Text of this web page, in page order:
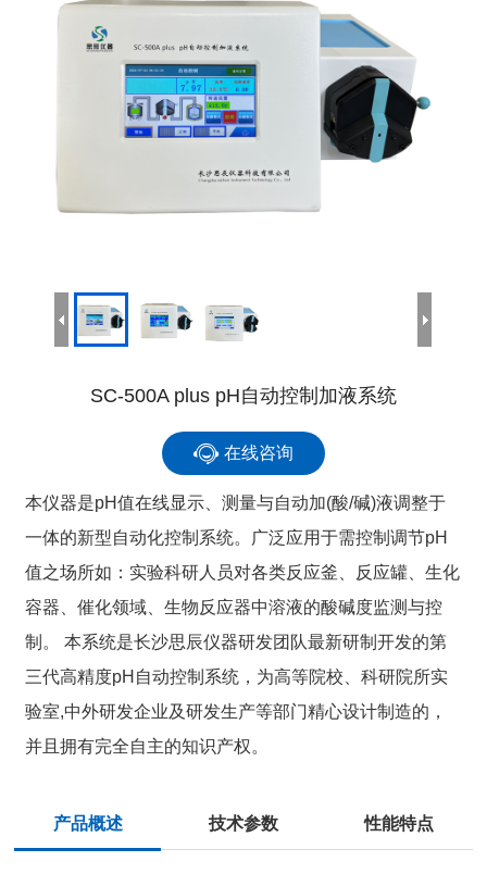
SC-500A plus pH自动控制加液系统
在线咨询
本仪器是pH值在线显示、测量与自动加(酸/碱)液调整于
一体的新型自动化控制系统。广泛应用于需控制调节pH
值之场所如：实验科研人员对各类反应釜、反应罐、生化
容器、催化领域、生物反应器中溶液的酸碱度监测与控
制。 本系统是长沙思辰仪器研发团队最新研制开发的第
三代高精度pH自动控制系统，为高等院校、科研院所实
验室,中外研发企业及研发生产等部门精心设计制造的，
并且拥有完全自主的知识产权。
产品概述 技术参数 性能特点